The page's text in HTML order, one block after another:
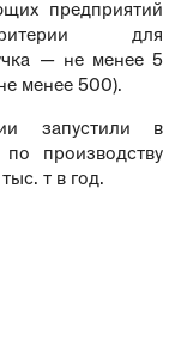
предприятий
для
— не менее 5
менее 500).
запустили в
производству
т в год.